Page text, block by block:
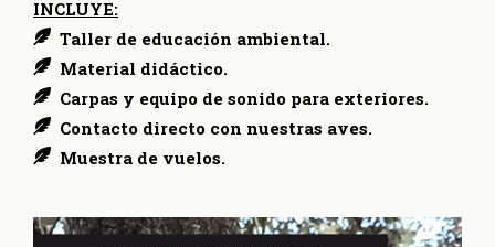
INCLUYE:
Taller de educación ambiental.
Material didáctico.
Carpas y equipo de sonido para exteriores.
Contacto directo con nuestras aves.
Muestra de vuelos.